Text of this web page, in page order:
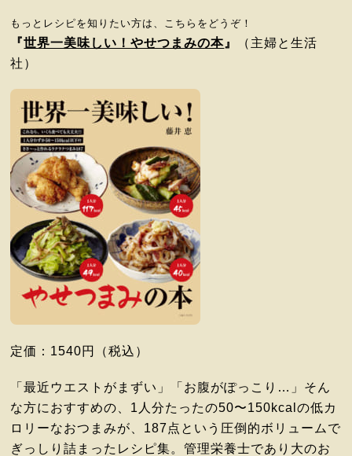
もっとレシピを知りたい方は、こちらをどうぞ！
『世界一美味しい！やせつまみの本 』
（主婦と生活
社）
定価：1540円（税込）
「最近ウエストがまずい」「お腹がぽっこり…」そん
な方におすすめの、1人分たったの50〜150kcalの低カ
ロリーなおつまみが、187点という圧倒的ボリュームで
ぎっしり詰まったレシピ集。管理栄養士であり大のお